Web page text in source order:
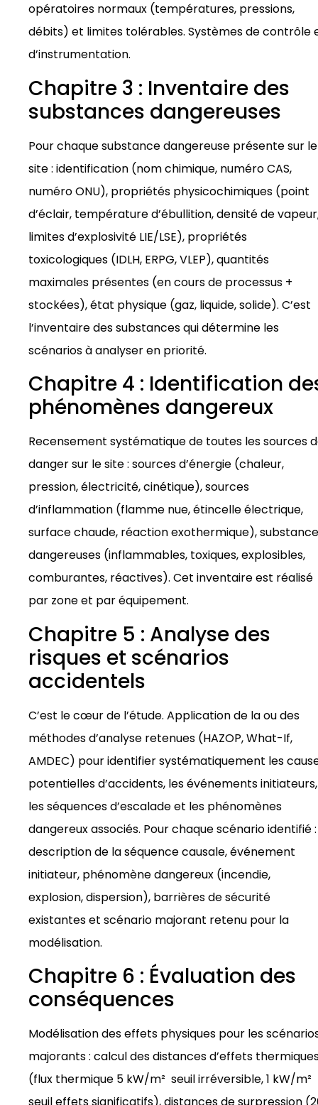
opératoires normaux (températures, pressions,
débits) et limites tolérables. Systèmes de contrôle
d’instrumentation.
Chapitre 3 : Inventaire des
substances dangereuses
Pour chaque substance dangereuse présente sur le
site : identification (nom chimique, numéro CAS,
numéro ONU), propriétés physicochimiques (point
d’éclair, température d’ébullition, densité de
limites d’explosivité LIE/LSE), propriétés
toxicologiques (IDLH, ERPG, VLEP), quantités
maximales présentes (en cours de processus +
stockées), état physique (gaz, liquide, solide). C’est
l’inventaire des substances qui détermine les
scénarios à analyser en priorité.
Chapitre 4 : Identification
phénomènes dangereux
Recensement systématique de toutes les sources
danger sur le site : sources d’énergie (chaleur,
pression, électricité, cinétique), sources
d’inflammation (flamme nue, étincelle électrique,
surface chaude, réaction exothermique),
dangereuses (inflammables, toxiques, explosibles,
comburantes, réactives). Cet inventaire est réalisé
par zone et par équipement.
Chapitre 5 : Analyse des
risques et scénarios
accidentels
C’est le cœur de l’étude. Application de la ou des
méthodes d’analyse retenues (HAZOP, What-If,
AMDEC) pour identifier systématiquement les
potentielles d’accidents, les événements initiateurs,
les séquences d’escalade et les phénomènes
dangereux associés. Pour chaque scénario identifié :
description de la séquence causale, événement
initiateur, phénomène dangereux (incendie,
explosion, dispersion), barrières de sécurité
existantes et scénario majorant retenu pour la
modélisation.
Chapitre 6 : Évaluation des
conséquences
Modélisation des effets physiques pour les
majorants : calcul des distances d’effets
(flux thermique 5 kW/m² seuil irréversible, 1 kW/m²